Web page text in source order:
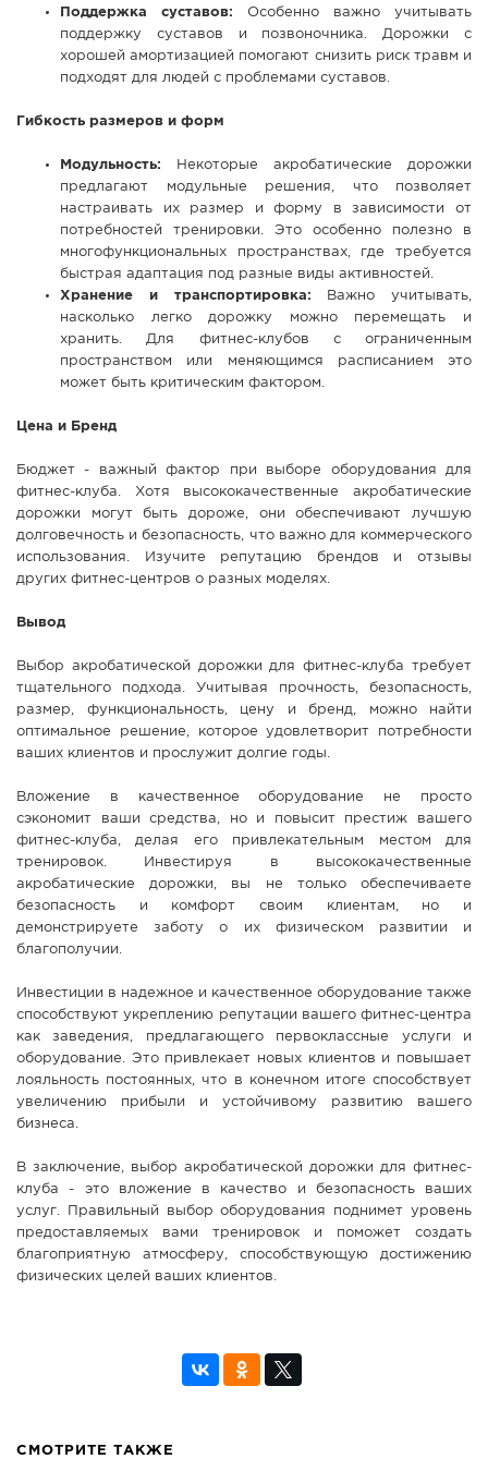
Поддержка суставов: Особенно важно учитывать
поддержку суставов и позвоночника. Дорожки с
хорошей амортизацией помогают снизить риск травм и
подходят для людей с проблемами суставов.
Гибкость размеров и форм
Модульность: Некоторые акробатические дорожки
предлагают модульные решения, что позволяет
настраивать их размер и форму в зависимости от
потребностей тренировки. Это особенно полезно в
многофункциональных пространствах, где требуется
быстрая адаптация под разные виды активностей.
Хранение и транспортировка: Важно учитывать,
насколько легко дорожку можно перемещать и
хранить. Для фитнес-клубов с ограниченным
пространством или меняющимся расписанием это
может быть критическим фактором.
Цена и Бренд
Бюджет - важный фактор при выборе оборудования для
фитнес-клуба. Хотя высококачественные акробатические
дорожки могут быть дороже, они обеспечивают лучшую
долговечность и безопасность, что важно для коммерческого
использования. Изучите репутацию брендов и отзывы
других фитнес-центров о разных моделях.
Вывод
Выбор акробатической дорожки для фитнес-клуба требует
тщательного подхода. Учитывая прочность, безопасность,
размер, функциональность, цену и бренд, можно найти
оптимальное решение, которое удовлетворит потребности
ваших клиентов и прослужит долгие годы.
Вложение в качественное оборудование не просто
сэкономит ваши средства, но и повысит престиж вашего
фитнес-клуба, делая его привлекательным местом для
тренировок. Инвестируя в высококачественные
акробатические дорожки, вы не только обеспечиваете
безопасность и комфорт своим клиентам, но и
демонстрируете заботу о их физическом развитии и
благополучии.
Инвестиции в надежное и качественное оборудование также
способствуют укреплению репутации вашего фитнес-центра
как заведения, предлагающего первоклассные услуги и
оборудование. Это привлекает новых клиентов и повышает
лояльность постоянных, что в конечном итоге способствует
увеличению прибыли и устойчивому развитию вашего
бизнеса.
В заключение, выбор акробатической дорожки для фитнес-
клуба - это вложение в качество и безопасность ваших
услуг. Правильный выбор оборудования поднимет уровень
предоставляемых вами тренировок и поможет создать
благоприятную атмосферу, способствующую достижению
физических целей ваших клиентов.
СМОТРИТЕ ТАКЖЕ